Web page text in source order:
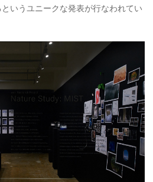
いうユニークな発表が行なわれてい